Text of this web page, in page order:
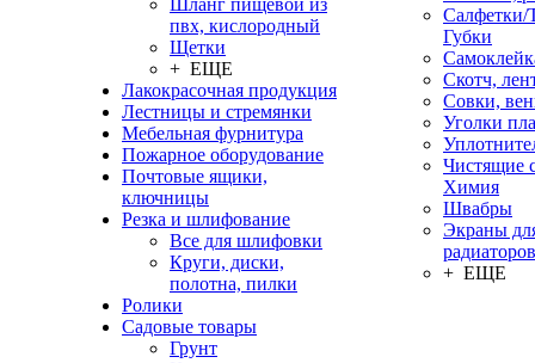
Шланг пищевой из
пвх, кислородный
Щетки
+ ЕЩЕ
Лакокрасочная продукция
Лестницы и стремянки
Мебельная фурнитура
Пожарное оборудование
Почтовые ящики,
ключницы
Резка и шлифование
Все для шлифовки
Круги, диски,
полотна, пилки
Ролики
Садовые товары
Грунт
Салфетки/
Губки
Скотч,
Совки,
Уголки
Чистящие
Химия
Швабры
Экраны
радиаторов
+ ЕЩЕ